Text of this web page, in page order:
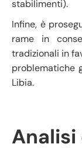
stabilimenti).
Infine, è
rame in
tradizionali in
problematiche
Libia.